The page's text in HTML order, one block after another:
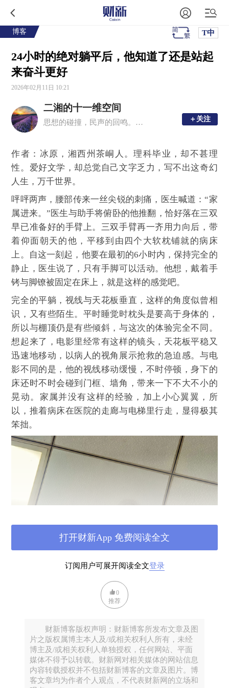
博客 T中
24小时的绝对躺平后，他知道了还是站起
来奋斗更好
2026年02月11日 10:21
二湘的十一维空间
思想的碰撞，民声的回鸣。理性思考，感性文字。 ＋关注
＋关注
作者：冰原，湘西州茶峒人。理科毕业，却不甚理
性。爱好文学，却总觉自己文字乏力，写不出这奇幻
人生，万千世界。
呯呯两声，腰部传来一丝尖锐的刺痛，医生喊道：“家
属进来。”医生与助手将俯卧的他推翻，恰好落在三双
早已准备好的手臂上。三双手臂再一齐用力向后，带
着仰面朝天的他，平移到由四个大软枕铺就的病床
上。自这一刻起，他要在最初的6小时内，保持完全的
静止，医生说了，只有手脚可以活动。他想，戴着手
铐与脚镣被固定在床上，就是这样的感觉吧。
完全的平躺，视线与天花板垂直，这样的角度似曾相
识，又有些陌生。平时睡觉时枕头是要高于身体的，
所以与棚顶仍是有些倾斜，与这次的体验完全不同。
想起来了，电影里经常有这样的镜头，天花板平稳又
迅速地移动，以病人的视角展示抢救的急迫感。与电
影不同的是，他的视线移动缓慢，不时停顿，身下的
床还时不时会碰到门框、墙角，带来一下不大不小的
晃动。家属并没有这样的经验，加上小心翼翼，所
以，推着病床在医院的走廊与电梯里行走，显得极其
笨拙。
回到了病房，眼睛里仍是与走廊同样的天花板。规则
了，再一闭眼，黑色的分隔线会变成白色，像负片。
最初的几分钟，手指有些蠢蠢欲动，想看看手机，但
平时信手拈来的动作，在医生严厉的警告之下，已经
完全不可能实现。拿到手机可以，但要想抬起手臂，
举到目力所及的地方，就需要用力，就不可避免地要
订阅用户可展开阅读全文登录
打开财新App 免费阅读全文
0
推荐
财新博客版权声明：财新博客所发布文章及图
片之版权属博主本人及/或相关权利人所有，未经
博主及/或相关权利人单独授权，任何网站、平面
媒体不得予以转载。财新网对相关媒体的网站信息
内容转载授权并不包括财新博客的文章及图片。博
客文章均为作者个人观点，不代表财新网的立场和